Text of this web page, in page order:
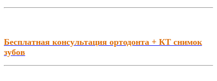
Бесплатная консультация ортодонта + КТ снимок
зубов